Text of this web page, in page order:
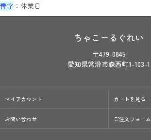
青字 ：休業日
ちゃこーるぐれい
〒479-0845
愛知県常滑市森西町1-103-1
マイアカウント カートを見る
お問い合わせ ご注文フォーム